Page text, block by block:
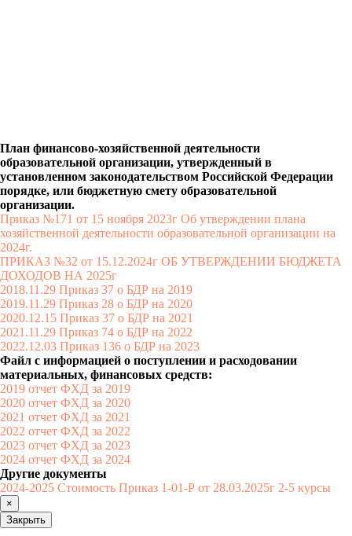
План финансово-хозяйственной деятельности
образовательной организации, утвержденный в
установленном законодательством Российской Федерации
порядке, или бюджетную смету образовательной
организации.
Приказ №171 от 15 ноября 2023г Об утверждении плана
хозяйственной деятельности образовательной организации на
2024г.
ПРИКАЗ №32 от 15.12.2024г ОБ УТВЕРЖДЕНИИ БЮДЖЕТА
ДОХОДОВ НА 2025г
2018.11.29 Приказ 37 о БДР на 2019
2019.11.29 Приказ 28 о БДР на 2020
2020.12.15 Приказ 37 о БДР на 2021
2021.11.29 Приказ 74 о БДР на 2022
2022.12.03 Приказ 136 о БДР на 2023
Файл с информацией о поступлении и расходовании
материальных, финансовых средств:
2019 отчет ФХД за 2019
2020 отчет ФХД за 2020
2021 отчет ФХД за 2021
2022 отчет ФХД за 2022
2023 отчет ФХД за 2023
2024 отчет ФХД за 2024
Другие документы
2024-2025 Стоимость Приказ 1-01-Р от 28.03.2025г 2-5 курсы
×
Закрыть
Приемная комиссия:
+7 (495) 955-70-95
+7 (929) 647-83-97
Наши контакты:
АНО ООВО “Институт
имени Народного артиста
СССР И.Д. Кобзона”